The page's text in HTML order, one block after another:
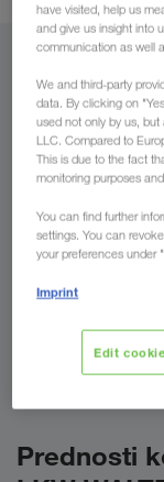
Hrvatska
Za
Pošaljite upit
Prednosti
have visited, help us
and give us insight into
communication as well
We and third-party
data. By clicking on
used not only by us,
LLC. Compared to
This is due to the fact
monitoring purposes
You can find further
settings. You can
your preferences under
Imprint
Edit